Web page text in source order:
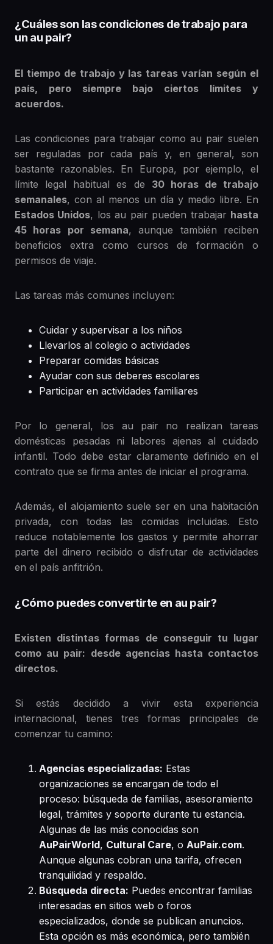
¿Cuáles son las condiciones de trabajo para
un au pair?
El tiempo de trabajo y las tareas varían según el
país, pero siempre bajo ciertos límites y
acuerdos.
Las condiciones para trabajar como au pair suelen
ser reguladas por cada país y, en general, son
bastante razonables. En Europa, por ejemplo, el
límite legal habitual es de 30 horas de trabajo
semanales, con al menos un día y medio libre. En
Estados Unidos, los au pair pueden trabajar hasta
45 horas por semana, aunque también reciben
beneficios extra como cursos de formación o
permisos de viaje.
Las tareas más comunes incluyen:
Cuidar y supervisar a los niños
Llevarlos al colegio o actividades
Preparar comidas básicas
Ayudar con sus deberes escolares
Participar en actividades familiares
Por lo general, los au pair no realizan tareas
domésticas pesadas ni labores ajenas al cuidado
infantil. Todo debe estar claramente definido en el
contrato que se firma antes de iniciar el programa.
Además, el alojamiento suele ser en una habitación
privada, con todas las comidas incluidas. Esto
reduce notablemente los gastos y permite ahorrar
parte del dinero recibido o disfrutar de actividades
en el país anfitrión.
¿Cómo puedes convertirte en au pair?
Existen distintas formas de conseguir tu lugar
como au pair: desde agencias hasta contactos
directos.
Si estás decidido a vivir esta experiencia
internacional, tienes tres formas principales de
comenzar tu camino:
Agencias especializadas: Estas
organizaciones se encargan de todo el
proceso: búsqueda de familias, asesoramiento
legal, trámites y soporte durante tu estancia.
Algunas de las más conocidas son
AuPairWorld, Cultural Care, o AuPair.com.
Aunque algunas cobran una tarifa, ofrecen
tranquilidad y respaldo.
Búsqueda directa: Puedes encontrar familias
interesadas en sitios web o foros
especializados, donde se publican anuncios.
Esta opción es más económica, pero también